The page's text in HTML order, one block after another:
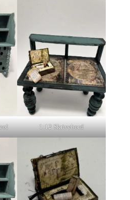
1:12 Skrivebord